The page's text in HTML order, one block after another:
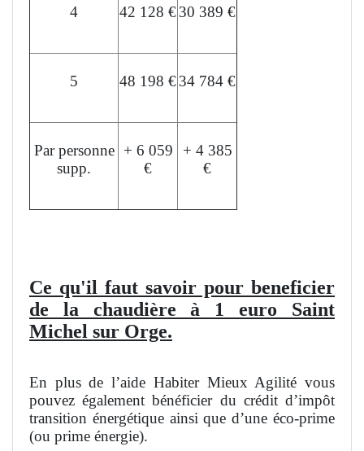
4 42 128 €30 389 €
5 48 198 €34 784 €
Par personne
supp.
+ 6 059
€
+ 4 385
€
Ce qu'il faut savoir pour beneficier
de la chaudière à 1 euro Saint
Michel sur Orge.
En plus de l’aide Habiter Mieux Agilité vous
pouvez également bénéficier du crédit d’impôt
transition énergétique ainsi que d’une éco-prime
(ou prime énergie).